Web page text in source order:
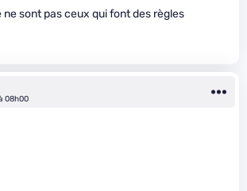
ne sont pas ceux qui font des règles
08h00